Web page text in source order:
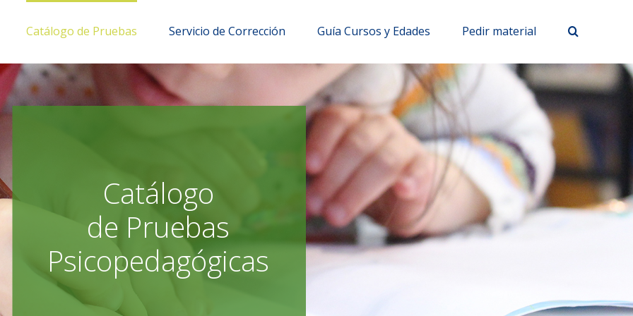
Catálogo de Pruebas Servicio de Corrección Guía Cursos y Edades Pedir material
Catálogo
de Pruebas
Psicopedagógicas